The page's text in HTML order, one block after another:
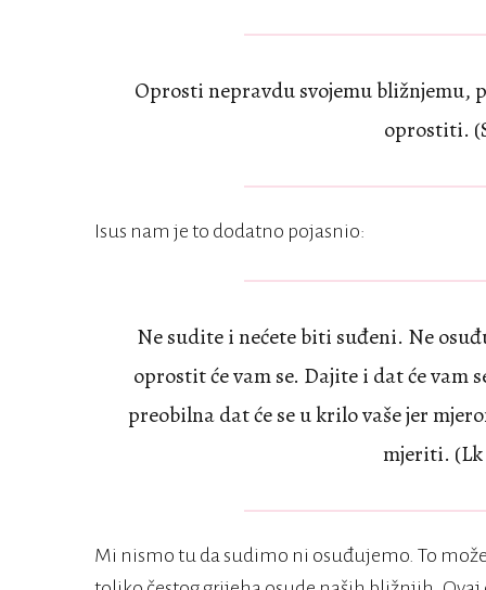
Oprosti nepravdu svojemu bližnjemu,
oprostiti.
Isus nam je to dodatno pojasnio:
Ne sudite i nećete biti suđeni. Ne
oprostit će vam se. Dajite i dat će vam
preobilna dat će se u krilo vaše jer
mjeriti. (Lk
Mi nismo tu da sudimo ni osuđujemo. To